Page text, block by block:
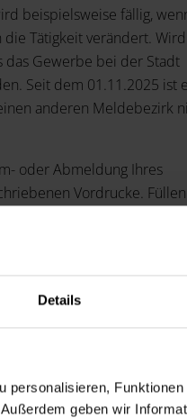
Details
personalisieren,
geben wir
beispielsweise fällig,
Tätigkeit verändert. Wird
das Gewerbe bei der Stadt
Seit dem 01.11.2025 ist
anderen Meldebezirk
oder Abmeldung Ihres
Vordrucke.
bei eingetragenen
zusätzlich eine
der die Ausübung eines